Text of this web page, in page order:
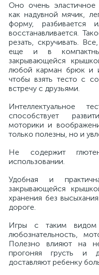
Оно очень эластичное
как надувной мячик,
форму, разбивается
восстанавливается.
резать, скручивать.
еще и в
закрывающейся
любой карман брюк и
чтобы взять тесто с
встречу с друзьями.
Интеллектуальное
способствует
моторики и
только полезны, но и
Не содержит
использовании.
Удобная и
закрывающейся
хранения без
дороге.
Игры с таким видом
любознательность,
Полезно влияют на
прогоняя грусть и
доставляют ребенку